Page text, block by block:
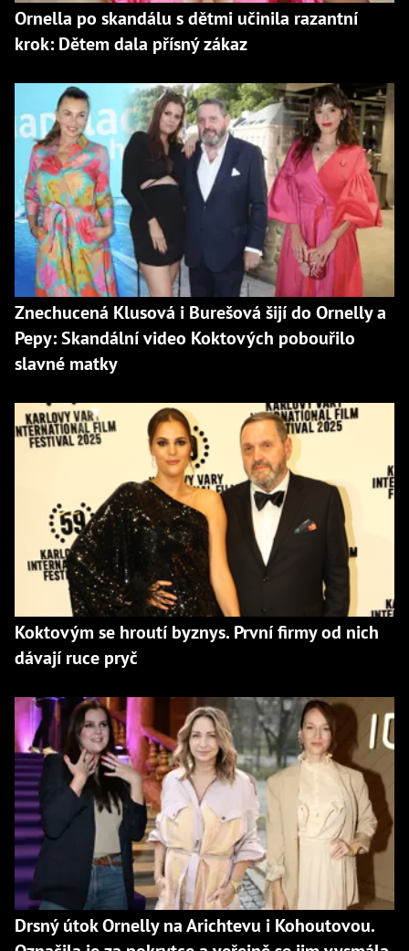
Ornella po skandálu s dětmi učinila razantní
krok: Dětem dala přísný zákaz
Znechucená Klusová i Burešová šijí do Ornelly a
Pepy: Skandální video Koktových pobouřilo
slavné matky
Koktovým se hroutí byznys. První firmy od nich
dávají ruce pryč
Drsný útok Ornelly na Arichtevu i Kohoutovou.